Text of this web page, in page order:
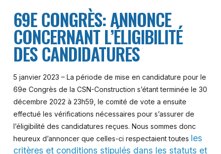
69E CONGRÈS: ANNONCE
CONCERNANT L’ÉLIGIBILITÉ
DES CANDIDATURES
5 janvier 2023 – La période de mise en candidature pour le
69e Congrès de la CSN-Construction s’étant terminée le 30
décembre 2022 à 23h59, le comité de vote a ensuite
effectué les vérifications nécessaires pour s’assurer de
l’éligibilité des candidatures reçues. Nous sommes donc
heureux d’annoncer que celles-ci respectaient toutes les
critères et conditions stipulés dans les statuts et